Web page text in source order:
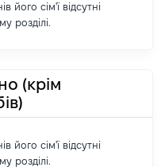
його сім'ї відсутні
розділі.
(крім
його сім'ї відсутні
розділі.